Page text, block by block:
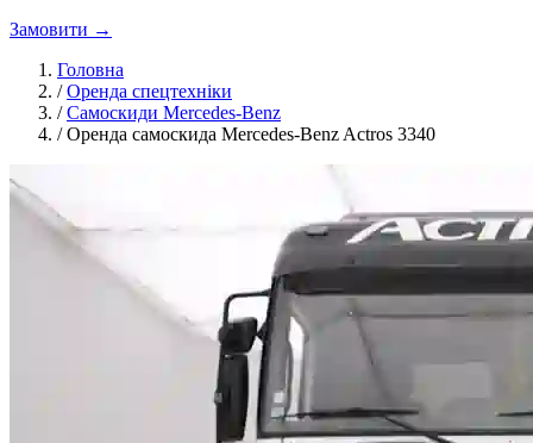
Замовити →
Головна
/ Оренда спецтехніки
/ Самоскиди Mercedes-Benz
/ Оренда самоскида Mercedes-Benz Actros 3340